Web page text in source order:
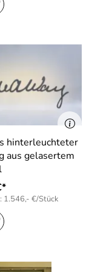
hinterleuchteter
aus gelasertem
1.546,- €/Stück